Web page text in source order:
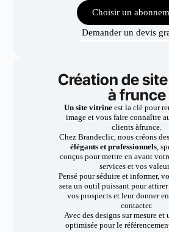
Choisir un
Demander un devis
Création de
à frunce
Un site vitrineest la clé pour
image et vous faire connaître
clients àfrunce.
Chez Brandeclic, nous créons des
élégants et professionnels,
conçus pour mettre en avant
services et vos
Pensé pour séduire et informer,
sera un outil puissant pour
vos prospects et leur donner
contacter.
Avec des designs sur mesure et
optimisée pour le